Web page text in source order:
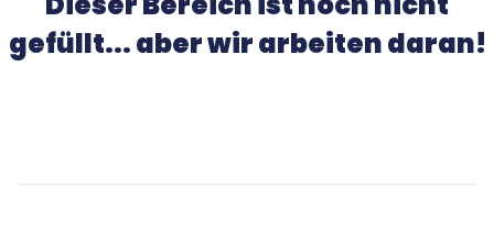
gefüllt... aber wir arbeiten daran!